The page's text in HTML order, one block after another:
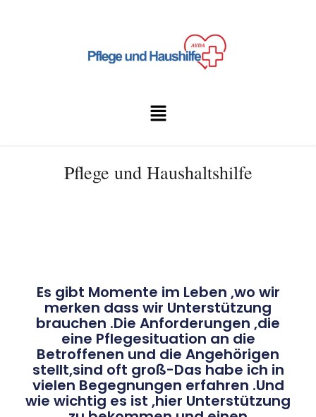
Pflege und Haushaltshilfe
Es gibt Momente im Leben ,wo wir
merken dass wir Unterstützung
brauchen .Die Anforderungen ,die
eine Pflegesituation an die
Betroffenen und die Angehörigen
stellt,sind oft groß-Das habe ich in
vielen Begegnungen erfahren .Und
wie wichtig es ist ,hier Unterstützung